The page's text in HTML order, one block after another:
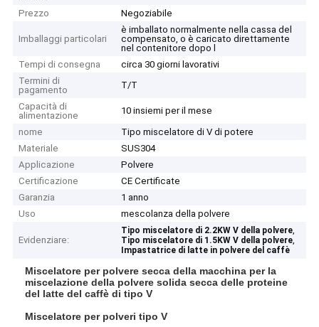
Prezzo
Negoziabile
Imballaggi particolari
è imballato normalmente nella cassa del
compensato, o è caricato direttamente
nel contenitore dopo l
Tempi di consegna
circa 30 giorni lavorativi
Termini di
pagamento
T/T
Capacità di
alimentazione
10 insiemi per il mese
nome
Tipo miscelatore di V di potere
Materiale
SUS304
Applicazione
Polvere
Certificazione
CE Certificate
Garanzia
1 anno
Uso
mescolanza della polvere
Evidenziare:
Tipo miscelatore di 2.2KW V della polvere,
Tipo miscelatore di 1.5KW V della polvere,
Impastatrice di latte in polvere del caffè
Miscelatore per polvere secca della macchina per la
miscelazione della polvere solida secca delle proteine ​​
del latte del caffè di tipo V
Miscelatore per polveri tipo V